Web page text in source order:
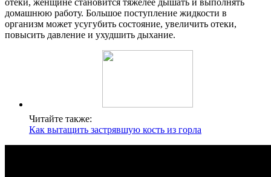
отеки, женщине становится тяжелее дышать и выполнять
домашнюю работу. Большое поступление жидкости в
организм может усугубить состояние, увеличить отеки,
повысить давление и ухудшить дыхание.
Читайте также:
Как вытащить застрявшую кость из горла